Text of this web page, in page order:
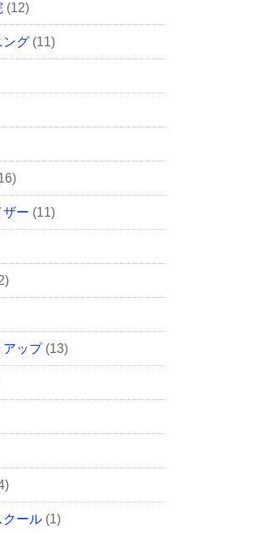
(12)
ング (11)
ザー (11)
アップ(13)
クール (1)